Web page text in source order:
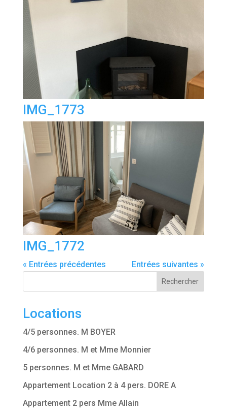
IMG_1773
IMG_1772
« Entrées précédentes Entrées suivantes »
Rechercher
Locations
4/5 personnes. M BOYER
4/6 personnes. M et Mme Monnier
5 personnes. M et Mme GABARD
Appartement Location 2 à 4 pers. DORE A
Appartement 2 pers Mme Allain